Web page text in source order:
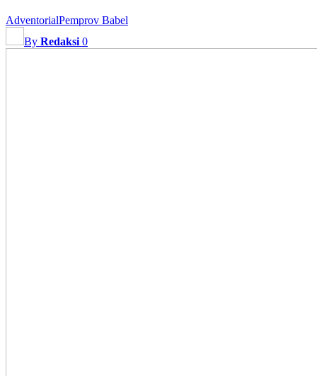
AdventorialPemprov Babel
By Redaksi 0